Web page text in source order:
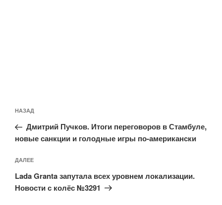
по
записям
Предыдущая
запись:
НАЗАД
Дмитрий Пучков. Итоги переговоров в Стамбуле,
новые санкции и голодные игры по-американски
Следующая
запись
ДАЛЕЕ
Lada Granta запутала всех уровнем локализации.
Новости с колёс №3291